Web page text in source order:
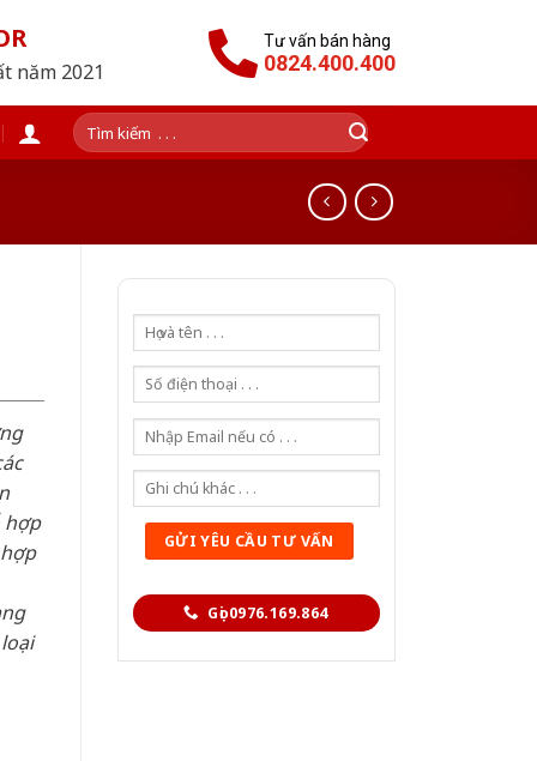
năm 2021
Tư vấn bán hàng
0824.400.400
Tìm
kiếm:
Gọi 0976.169.864
hợp